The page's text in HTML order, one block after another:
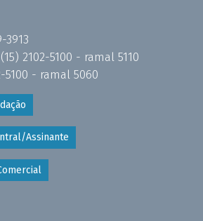
3913
(15) 2102-5100 - ramal 5110
5100 - ramal 5060
Assinante